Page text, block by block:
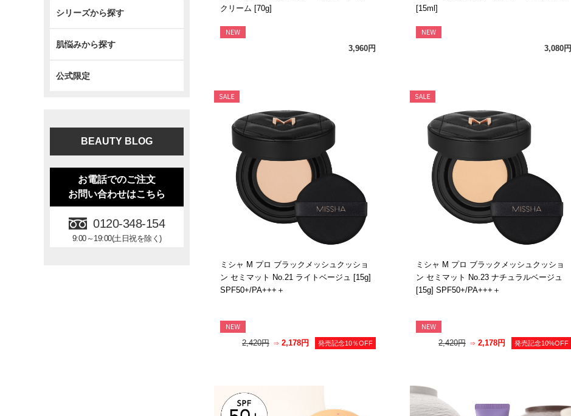
シリーズから探す
肌悩みから探す
公式限定
BEAUTY BLOG
お電話でのご注文
お問い合わせはこちら
0120-348-154
9:00～19:00(土日祝を除く)
クリーム [70g]
3,960円
[15ml]
3,080円
ミシャ M プロ ブラックメッシュクッショ
ン セミマット No.21 ライトベージュ [15g]
SPF50+/PA+++＋
発売記念10％OFF
2,420円 2,178円
ミシャ M プロ ブラックメッシュクッショ
ン セミマット No.23 ナチュラルベージュ
[15g] SPF50+/PA+++＋
発売記念10%OFF
2,420円 2,178円